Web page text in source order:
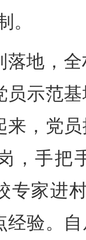
。
落地，
员示范
来，党
，手把
专家进
经验。